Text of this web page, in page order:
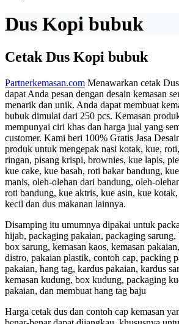
Dus Kopi bubuk
Cetak Dus Kopi bubuk
Partnerkemasan.com Menawarkan cetak
dapat Anda pesan dengan desain kemasan
menarik dan unik. Anda dapat membuat
bubuk dimulai dari 250 pcs. Kemasan
mempunyai ciri khas dan harga jual yang
customer. Kami beri 100% Gratis Jasa
produk untuk mengepak nasi kotak, kue,
ringan, pisang krispi, brownies, kue lapis,
kue cake, kue basah, roti bakar bandung,
manis, oleh-olehan dari bandung, oleh-
roti bandung, kue aktris, kue asin, kue
kecil dan dus makanan lainnya.
Disamping itu umumnya dipakai untuk
hijab, packaging pakaian, packaging
box sarung, kemasan kaos, kemasan
distro, pakaian plastik, contoh cap, packing
pakaian, hang tag, kardus pakaian, kardus
kemasan kudung, box kudung, packaging
pakaian, dan membuat hang tag baju
Harga cetak dus dan contoh cap kemasan